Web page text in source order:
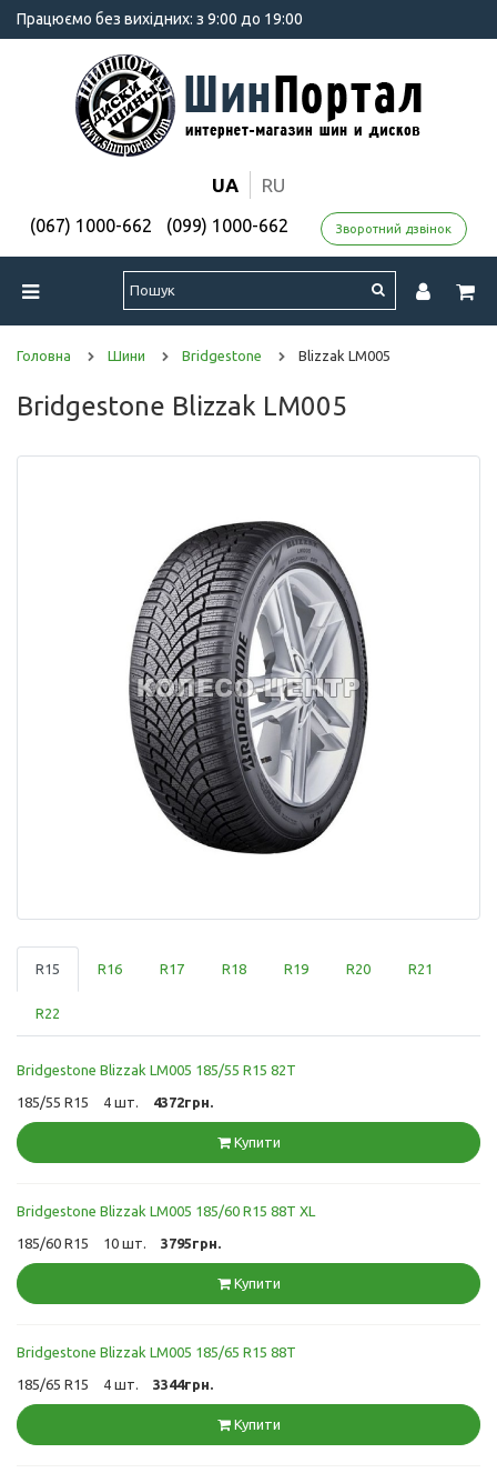
Працюємо без вихідних: з 9:00 до 19:00
UA RU
(067) 1000-662 (099) 1000-662 Зворотний дзвінок
Головна Шини Bridgestone Blizzak LM005
Bridgestone Blizzak LM005
R15 R16 R17 R18 R19 R20 R21
R22
Bridgestone Blizzak LM005 185/55 R15 82T
185/55 R15 4 шт. 4372грн.
Купити
Bridgestone Blizzak LM005 185/60 R15 88T XL
185/60 R15 10 шт. 3795грн.
Купити
Bridgestone Blizzak LM005 185/65 R15 88T
185/65 R15 4 шт. 3344грн.
Купити